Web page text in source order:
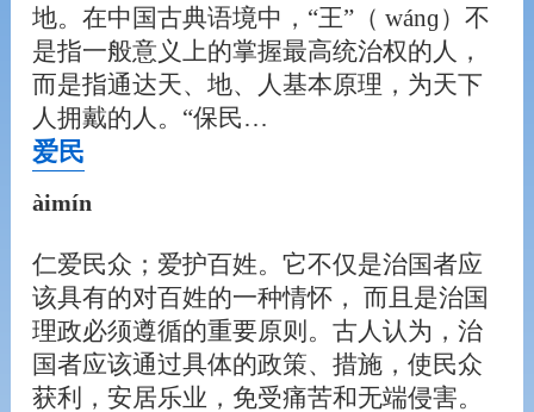
地。在中国古典语境中，“王”（ wánɡ）不
是指一般意义上的掌握最高统治权的人，
而是指通达天、地、人基本原理，为天下
人拥戴的人。“保民…
爱民
àimín
仁爱民众；爱护百姓。它不仅是治国者应
该具有的对百姓的一种情怀， 而且是治国
理政必须遵循的重要原则。古人认为，治
国者应该通过具体的政策、措施，使民众
获利，安居乐业，免受痛苦和无端侵害。